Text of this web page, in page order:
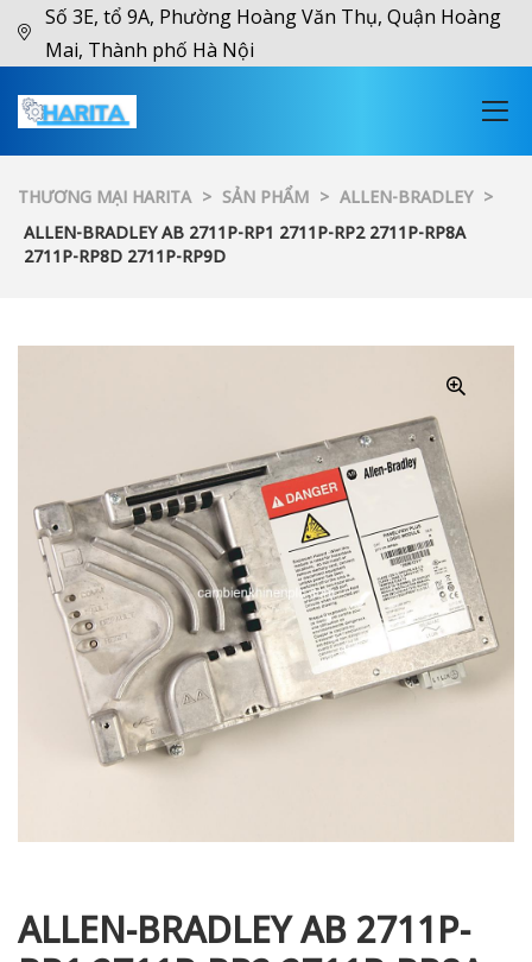
Số 3E, tổ 9A, Phường Hoàng Văn Thụ, Quận Hoàng
Mai, Thành phố Hà Nội
THƯƠNG MẠI HARITA > SẢN PHẨM > ALLEN-BRADLEY >
ALLEN-BRADLEY AB 2711P-RP1 2711P-RP2 2711P-RP8A
2711P-RP8D 2711P-RP9D
ALLEN-BRADLEY AB 2711P-